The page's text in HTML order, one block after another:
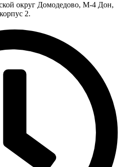
округ Домодедово, М-4 Дон,
2.